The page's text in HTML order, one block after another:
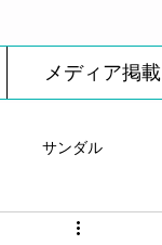
メディア掲載
サンダル